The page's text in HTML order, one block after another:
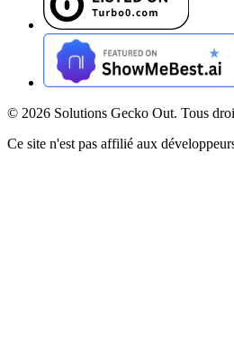
© 2026 Solutions Gecko Out. Tous
Ce site n'est pas affilié aux